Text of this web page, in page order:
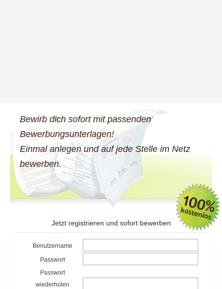
Bewirb dich sofort mit passenden
Bewerbungsunterlagen!
Einmal anlegen und auf jede Stelle im Netz
bewerben.
Jetzt registrieren und sofort bewerben
Benutzername
Passwort
Passwort
wiederholen